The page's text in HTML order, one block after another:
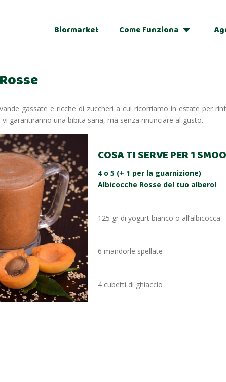
Biormarket Come funziona
gassate e ricche di zuccheri a cui ricorriamo in estate per
vi garantiranno una bibita sana, ma senza rinunciare al gusto.
COSA TI SERVE PER 1
4 o 5 (+ 1 per la guarnizione)
Albicocche Rosse del tuo albero!
125 gr di yogurt bianco o all’albicocca
6 mandorle spellate
4 cubetti di ghiaccio